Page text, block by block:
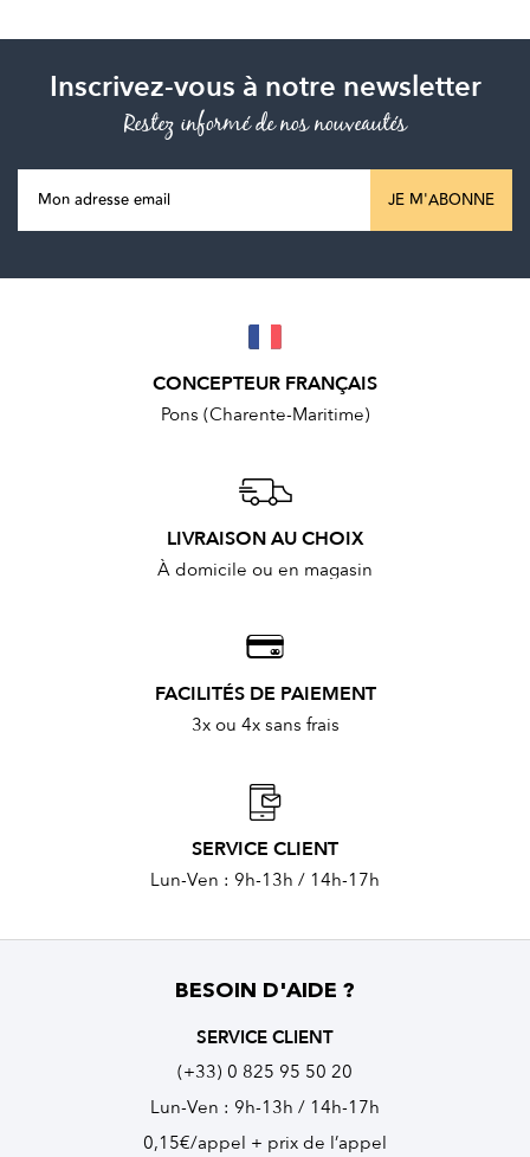
Inscrivez-vous à notre newsletter
Restez informé de nos nouveautés
JE M'ABONNE
CONCEPTEUR FRANÇAIS
Pons (Charente-Maritime)
LIVRAISON AU CHOIX
À domicile ou en magasin
FACILITÉS DE PAIEMENT
3x ou 4x sans frais
SERVICE CLIENT
Lun-Ven : 9h-13h / 14h-17h
BESOIN D'AIDE ?
SERVICE CLIENT
(+33) 0 825 95 50 20
Lun-Ven : 9h-13h / 14h-17h
0,15€/appel + prix de l’appel